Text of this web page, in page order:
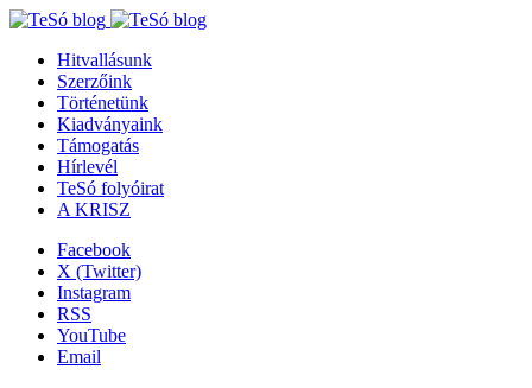
Hitvallásunk
Szerzőink
Történetünk
Kiadványaink
Támogatás
Hírlevél
TeSó folyóirat
A KRISZ
Facebook
X (Twitter)
Instagram
RSS
YouTube
Email